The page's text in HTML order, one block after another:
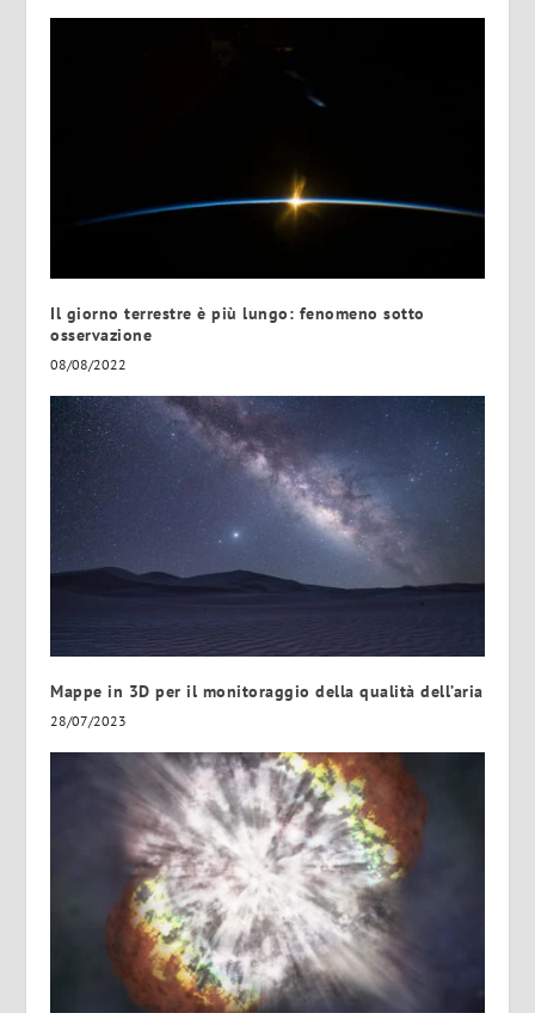
Il giorno terrestre è più lungo: fenomeno sotto
osservazione
08/08/2022
Mappe in 3D per il monitoraggio della qualità dell’aria
28/07/2023